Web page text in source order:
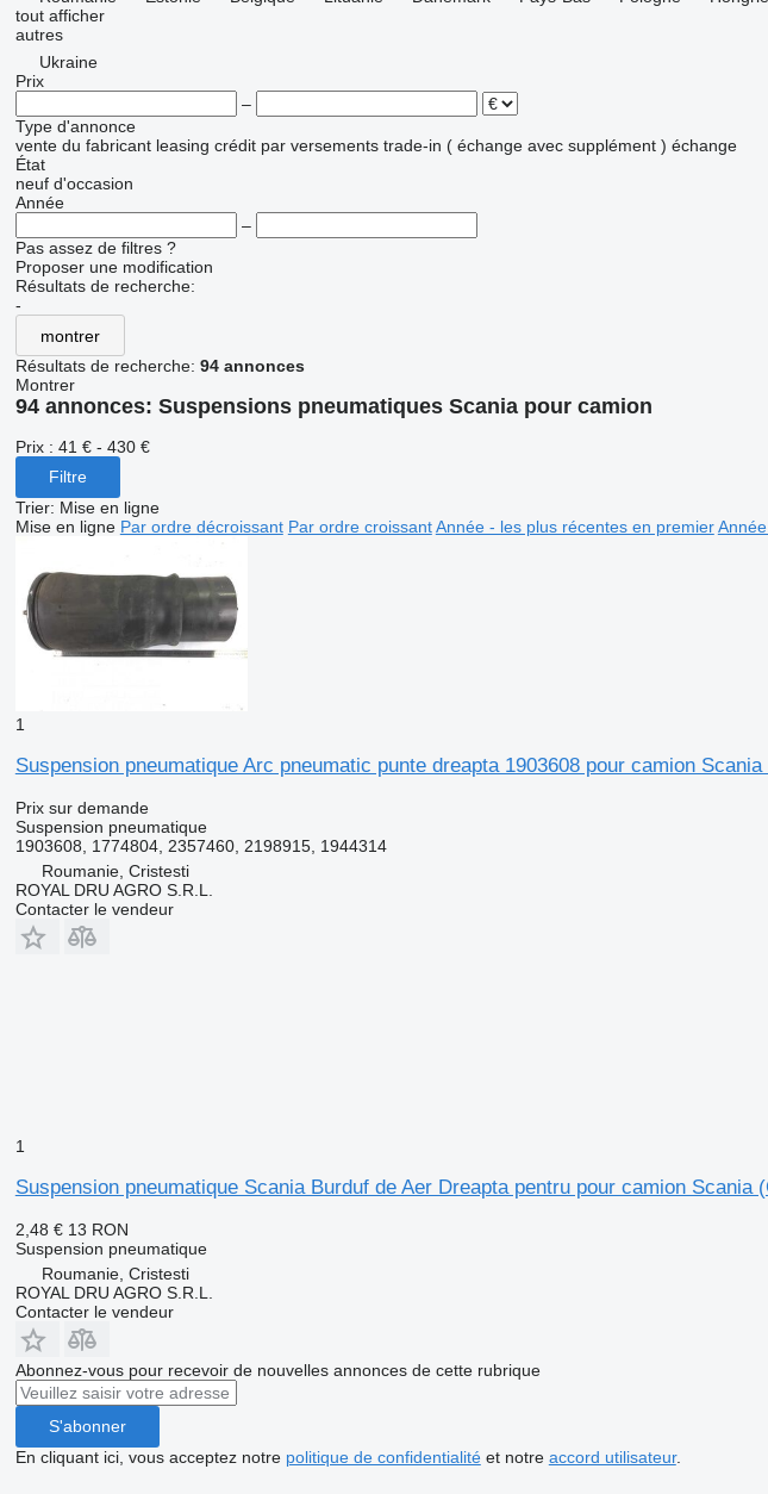
tout afficher
autres
Ukraine
Prix
–
Type d'annonce
vente du fabricant leasing crédit par versements trade-in ( échange avec supplément ) échange
État
neuf d'occasion
Année
–
Pas assez de filtres ?
Proposer une modification
Résultats de recherche:
-
montrer
Résultats de recherche: 94 annonces
Montrer
94 annonces: Suspensions pneumatiques Scania pour camion
Prix : 41 € - 430 €
Filtre
Trier: Mise en ligne
Mise en ligne Par ordre décroissant Par ordre croissant Année - les plus récentes en premier
1
Suspension pneumatique Arc pneumatic punte dreapta 1903608 pour camion
Prix sur demande
Suspension pneumatique
1903608, 1774804, 2357460, 2198915, 1944314
Roumanie, Cristesti
ROYAL DRU AGRO S.R.L.
Contacter le vendeur
1
Suspension pneumatique Scania Burduf de Aer Dreapta pentru pour camion Scania
2,48 € 13 RON
Suspension pneumatique
Roumanie, Cristesti
ROYAL DRU AGRO S.R.L.
Contacter le vendeur
Abonnez-vous pour recevoir de nouvelles annonces de cette rubrique
S'abonner
En cliquant ici, vous acceptez notre politique de confidentialitéet notre accord utilisateur.